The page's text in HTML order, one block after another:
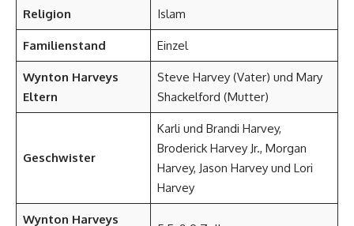
Religion Islam
Familienstand Einzel
Wynton Harveys
Eltern
Steve Harvey (Vater) und Mary
Shackelford (Mutter)
Geschwister
Karli und Brandi Harvey,
Broderick Harvey Jr., Morgan
Harvey, Jason Harvey und Lori
Harvey
Wynton Harveys